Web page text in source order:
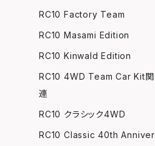
RC10 Factory Team
RC10 Masami Edition
RC10 Kinwald Edition
RC10 4WD Team Car Kit関
連
RC10 クラシック4WD
RC10 Classic 40th Anniver